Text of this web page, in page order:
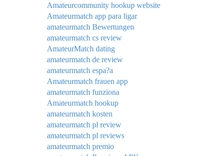
Amateurcommunity hookup website
Amateurmatch app para ligar
amateurmatch Bewertungen
amateurmatch cs review
AmateurMatch dating
amateurmatch de review
amateurmatch espa?a
Amateurmatch frauen app
amateurmatch funziona
Amateurmatch hookup
amateurmatch kosten
amateurmatch pl review
amateurmatch pl reviews
amateurmatch premio